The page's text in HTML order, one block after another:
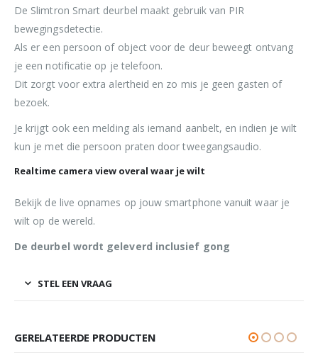
De Slimtron Smart deurbel maakt gebruik van PIR
bewegingsdetectie.
Als er een persoon of object voor de deur beweegt ontvang
je een notificatie op je telefoon.
Dit zorgt voor extra alertheid en zo mis je geen gasten of
bezoek.
Je krijgt ook een melding als iemand aanbelt, en indien je wilt
kun je met die persoon praten door tweegangsaudio.
Realtime camera view overal waar je wilt
Bekijk de live opnames op jouw smartphone vanuit waar je
wilt op de wereld.
De deurbel wordt geleverd inclusief gong
STEL EEN VRAAG
GERELATEERDE PRODUCTEN